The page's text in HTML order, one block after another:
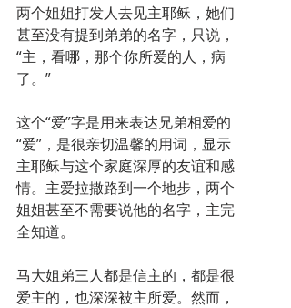
两个姐姐打发人去见主耶稣，她们
甚至没有提到弟弟的名字，只说，
“主，看哪，那个你所爱的人，病
了。”
这个“爱”字是用来表达兄弟相爱的
“爱”，是很亲切温馨的用词，显示
主耶稣与这个家庭深厚的友谊和感
情。主爱拉撒路到一个地步，两个
姐姐甚至不需要说他的名字，主完
全知道。
马大姐弟三人都是信主的，都是很
爱主的，也深深被主所爱。然而，